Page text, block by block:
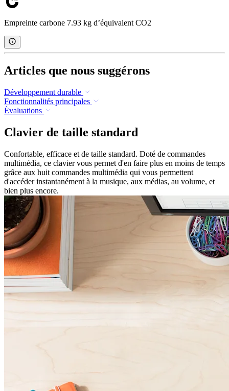
Empreinte carbone 7.93 kg d’équivalent CO2
Articles que nous suggérons
Développement durable
Fonctionnalités principales
Évaluations
Clavier de taille standard
Confortable, efficace et de taille standard. Doté de commandes
multimédia, ce clavier vous permet d'en faire plus en moins de temps
grâce aux huit commandes multimédia qui vous permettent
d'accéder instantanément à la musique, aux médias, au volume, et
bien plus encore.